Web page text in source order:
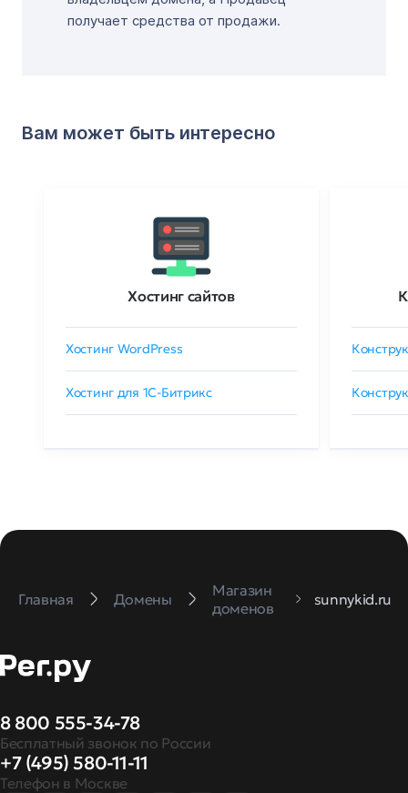
получает средства от продажи.
Вам может быть интересно
Хостинг сайтов
Хостинг WordPress
Хостинг для 1C-Битрикс
Главная Домены
Магазин
доменов
sunnykid.ru
8 800 555-34-78
Бесплатный звонок по России
+7 (495) 580-11-11
Телефон в Москве